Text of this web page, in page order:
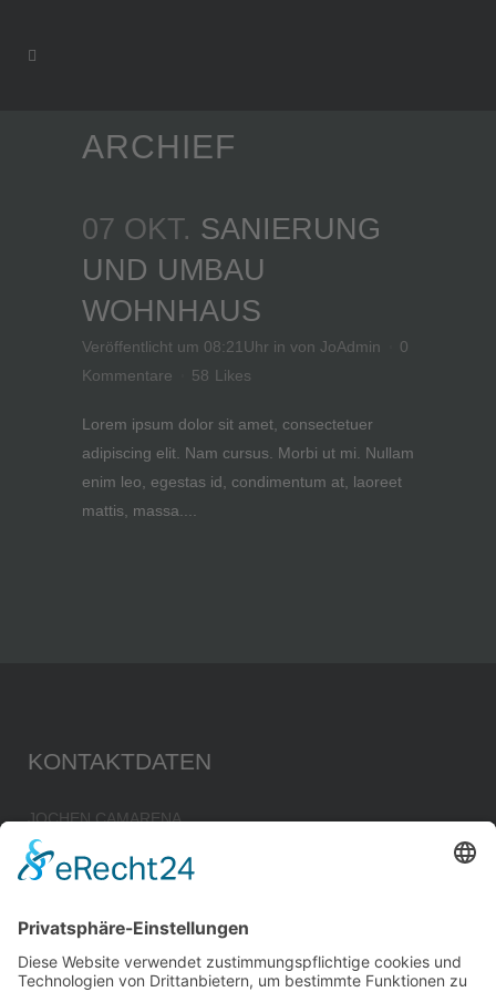
ARCHIEF
07 OKT. SANIERUNG
UND UMBAU
WOHNHAUS
Veröffentlicht um 08:21Uhr in von JoAdmin
0
Kommentare
58 Likes
Lorem ipsum dolor sit amet, consectetuer
adipiscing elit. Nam cursus. Morbi ut mi. Nullam
enim leo, egestas id, condimentum at, laoreet
mattis, massa....
KONTAKTDATEN
JOCHEN CAMARENA
Ingenieurbüro für Bauwesen
Im Klingenfeld 10
Tel.: 06287 – 929502